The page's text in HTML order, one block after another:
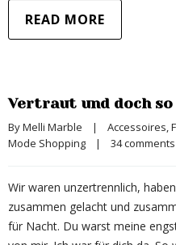
READ MORE
Vertraut und doch
By Melli Marble | Accessoires,
Mode Shopping
| 34 comments
Wir waren unzertrennlich,
zusammen gelacht und
für Nacht. Du warst meine